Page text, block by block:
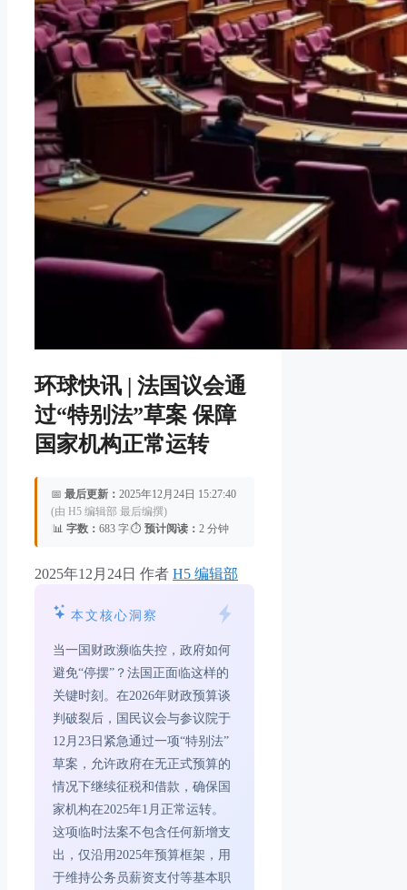
环球快讯 | 法国议会通
过“特别法”草案 保障
国家机构正常运转
📅 最后更新： 2025年12月24日 15:27:40
(由 H5 编辑部 最后编撰)
📊 字数： 683 字⏱️ 预计阅读： 2 分钟
2025年12月24日 作者 H5 编辑部
本文核心洞察
当一国财政濒临失控，政府如何
避免“停摆”？法国正面临这样的
关键时刻。在2026年财政预算谈
判破裂后，国民议会与参议院于
12月23日紧急通过一项“特别法”
草案，允许政府在无正式预算的
情况下继续征税和借款，确保国
家机构在2025年1月正常运转。
这项临时法案不包含任何新增支
出，仅沿用2025年预算框架，用
于维持公务员薪资支付等基本职